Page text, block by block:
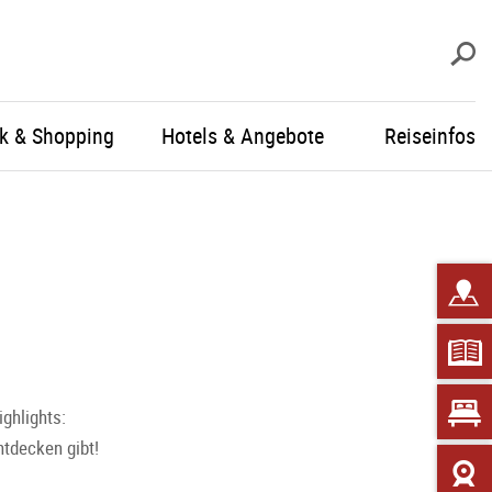
& Shopping Hotels & Angebote Reiseinfos
gibt!